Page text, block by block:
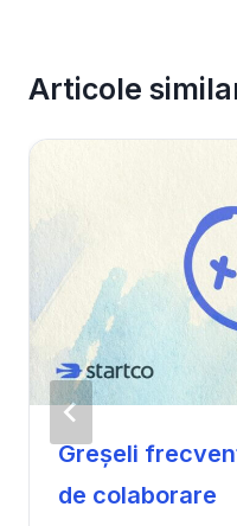
Articole
Greșeli
de colaborare